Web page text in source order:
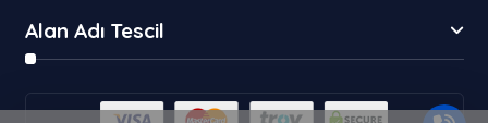
Alan Adı Tescil